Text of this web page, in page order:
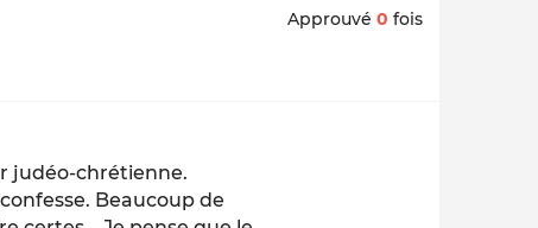
Approuvé 0 fois
judéo-chrétienne.
Beaucoup de